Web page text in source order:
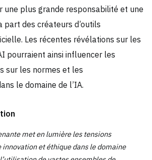
une plus grande responsabilité et une
part des créateurs d’outils
Les récentes révélations sur les
pourraient ainsi influencer les
sur les normes et les
le domaine de l’IA.
met en lumière les tensions
innovation et éthique dans le domaine